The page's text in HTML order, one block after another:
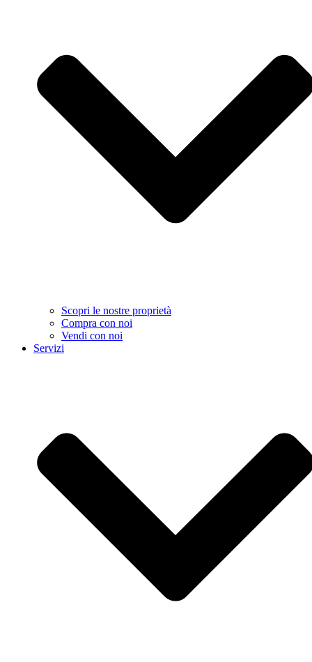
Scopri le nostre proprietà
Compra con noi
Vendi con noi
Servizi